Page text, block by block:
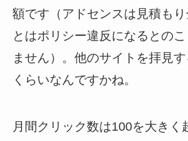
額です（アドセンスは見積も
とはポリシー違反になるとの
ません）。他のサイトを拝見
くらいなんですかね。
月間クリック数は100を大きく